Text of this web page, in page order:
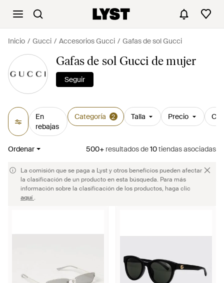
Inicio Gucci Accesorios Gucci Gafas de sol Gucci
Gafas de sol Gucci de mujer
Seguir
En
rebajas
Categoría 2 Talla Precio
Ordenar 500+ resultadosde10tiendas asociadas
La comisión que se paga a Lyst y otros beneficios pueden afectar
la clasificación de un producto en esta búsqueda. Para más
información sobre la clasificación de los productos, haga clic
aquí.